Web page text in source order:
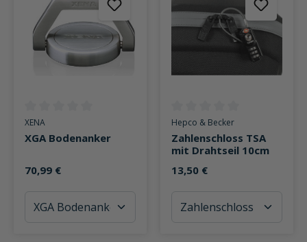
Durchschnittliche Bewertung von 0 von 5 Sternen
XENA
XGA Bodenanker
70,99 €
Durchschnittliche Bewertung
Hepco & Becker
Zahlenschloss TSA
mit Drahtseil 10cm
13,50 €